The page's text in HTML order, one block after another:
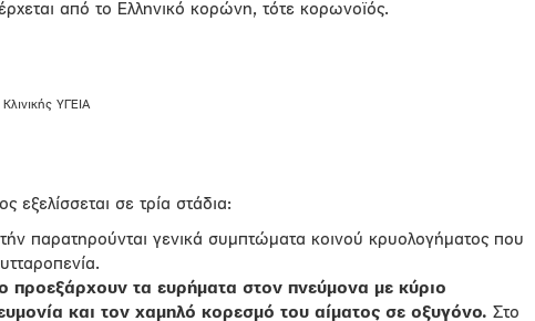
από το Ελληνικό κορώνη, τότε κορωνοϊός.
ΥΓΕΙΑ
εξελίσσεται σε τρία στάδια:
παρατηρούνται γενικά συμπτώματα κοινού κρυολογήματος που
προεξάρχουν τα ευρήματα στον πνεύμονα με κύριο
και τον χαμηλό κορεσμό του αίματος σε οξυγόνο. Στο